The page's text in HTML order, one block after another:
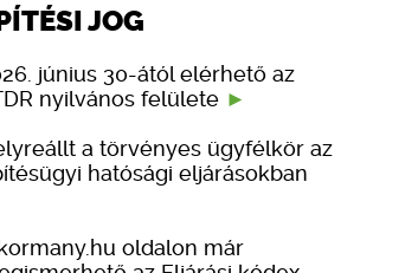
JOG
június 30-ától elérhető az
nyilvános felülete
a törvényes ügyfélkör az
hatósági eljárásokban
oldalon már